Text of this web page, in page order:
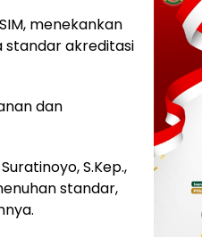
menekankan
standar akreditasi
dan
S.Kep.,
standar,